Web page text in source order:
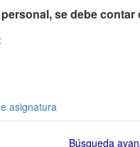
se debe
asignatura